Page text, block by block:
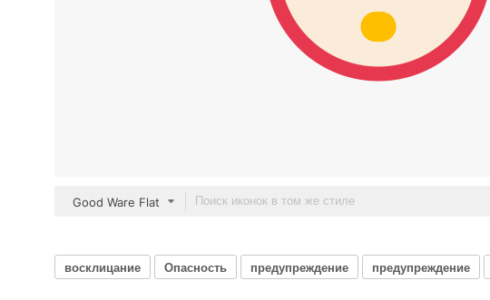
Good Ware Flat
восклицание Опасность предупреждение предупреждение